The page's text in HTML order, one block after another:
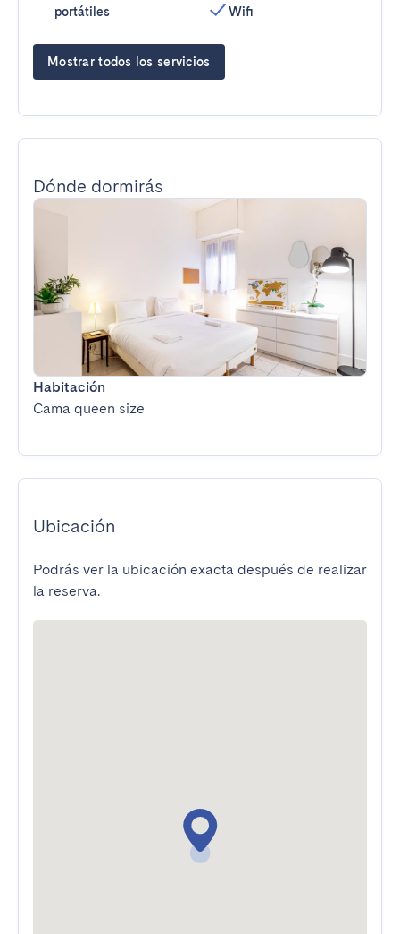
portátiles
Wifi
Mostrar todos los servicios
Dónde dormirás
Habitación
Cama queen size
Ubicación
Podrás ver la ubicación exacta después de realizar
la reserva.